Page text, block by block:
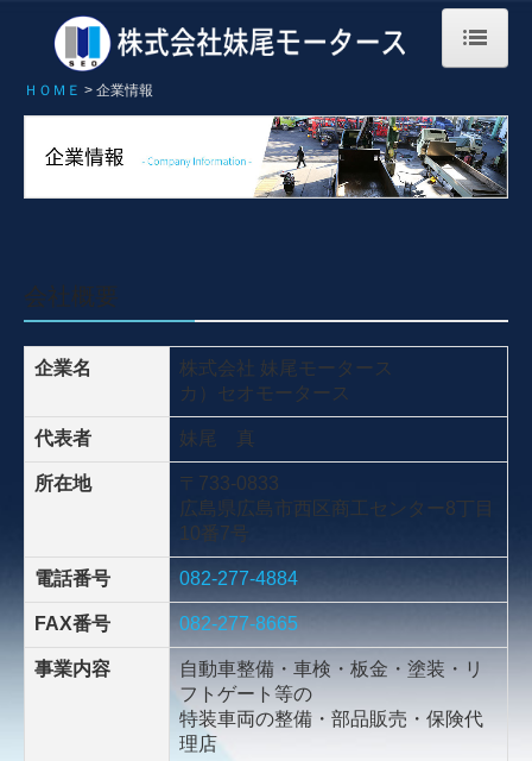
ＨＯＭＥ
事業案内
サービス内容
採用情報
会社見学~入社後の流れ
ＨＯＭＥ 企業情報
会社概要
企業名
株式会社 妹尾モータース
カ）セオモータース
代表者 妹尾 真
所在地
〒733-0833
広島県広島市西区商工センター8丁目
10番7号
電話番号 082-277-4884
FAX番号 082-277-8665
事業内容
自動車整備・車検・板金・塗装・リ
フトゲート等の
特装車両の整備・部品販売・保険代
理店